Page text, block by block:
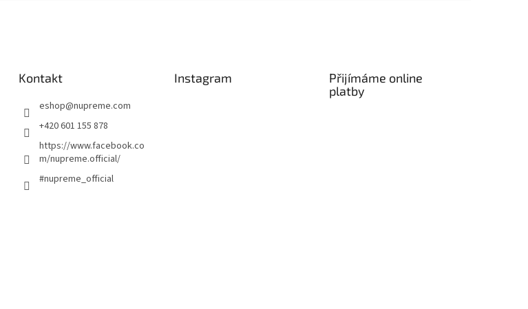
Kontakt
eshop@nupreme.com
+420 601 155 878
https://www.facebook.co
m/nupreme.official/
#nupreme_official
Instagram
Přijímáme online
platby